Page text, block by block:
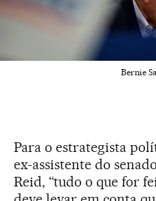
Bernie
Para o estrategista
ex-assistente do
Reid, “tudo o que for